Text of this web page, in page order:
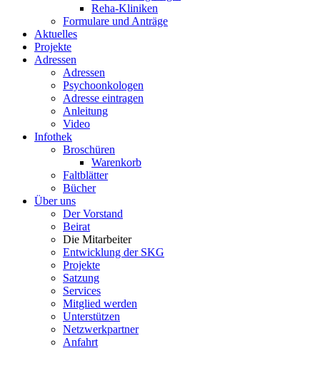
Reha-Kliniken
Formulare und Anträge
Aktuelles
Projekte
Adressen
Adressen
Psychoonkologen
Adresse eintragen
Anleitung
Video
Infothek
Broschüren
Warenkorb
Faltblätter
Bücher
Über uns
Der Vorstand
Beirat
Die Mitarbeiter
Entwicklung der SKG
Projekte
Satzung
Services
Mitglied werden
Unterstützen
Netzwerkpartner
Anfahrt